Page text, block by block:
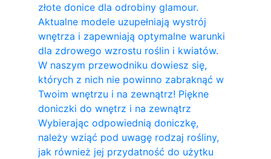
złote donice dla odrobiny glamour.
Aktualne modele uzupełniają wystrój
wnętrza i zapewniają optymalne warunki
dla zdrowego wzrostu roślin i kwiatów.
W naszym przewodniku dowiesz się,
których z nich nie powinno zabraknąć w
Twoim wnętrzu i na zewnątrz! Piękne
doniczki do wnętrz i na zewnątrz
Wybierając odpowiednią doniczkę,
należy wziąć pod uwagę rodzaj rośliny,
jak również jej przydatność do użytku